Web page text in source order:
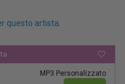
questo artista.
MP3 Personalizzato